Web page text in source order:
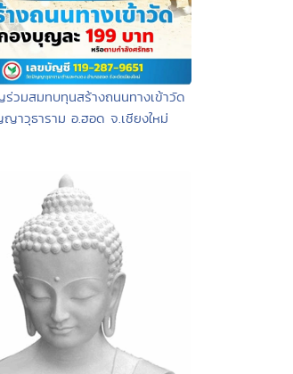
วมสมทบทุนสร้างถนนทางเข้าวัด
าวุธาราม อ.ฮอด จ.เชียงใหม่